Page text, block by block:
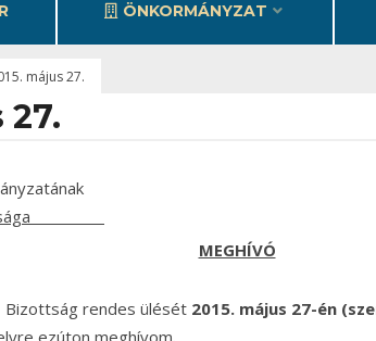
ÖNKORMÁNYZAT
május 27.
27.
MEGHÍVÓ
Bizottság rendes ülését 2015. május 27-én
ezúton meghívom.